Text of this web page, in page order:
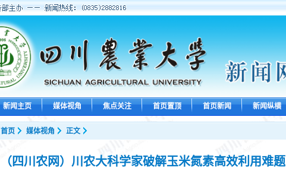
新闻主页 媒体视角 焦点关注 首页置顶 首页新闻 新闻纵横
首页 媒体视角 正文
（四川农网）川农大科学家破解玉米氮素高效利用难题